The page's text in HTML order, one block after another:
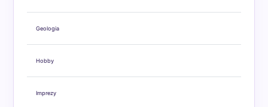
Geologia
Hobby
Imprezy